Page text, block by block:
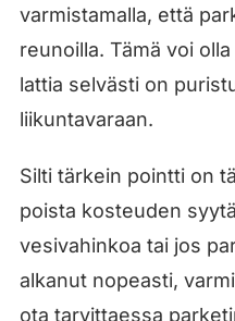
varmistamalla, että
reunoilla. Tämä voi
lattia selvästi on
liikuntavaraan.
Silti tärkein pointti on
poista kosteuden
vesivahinkoa tai jos
alkanut nopeasti,
ota tarvittaessa